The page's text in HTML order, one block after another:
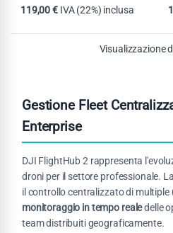
119,00€ IVA (22%) inclusa
Visualizzazione
Gestione Fleet
Enterprise
DJI FlightHub 2 rappresenta
droni per il settore professionale.
il controllo centralizzato di multiple
monitoraggio in tempo realedelle
team distribuiti geograficamente.